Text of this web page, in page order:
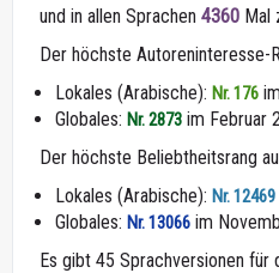
und in allen Sprachen 4360 Mal
Der höchste Autoreninteresse-
Lokales (Arabische): Nr. 176
Globales: Nr. 2873 im Februar
Der höchste Beliebtheitsrang
Lokales (Arabische): Nr. 12469
Globales: Nr. 13066 im
Es gibt 45 Sprachversionen für